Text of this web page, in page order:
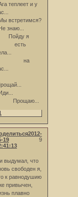
теплеет и у
встретимся?
знаю...
я
9
2012-
19
выдумал, что
свободен я,
к равнодушию
привычен,
плавно